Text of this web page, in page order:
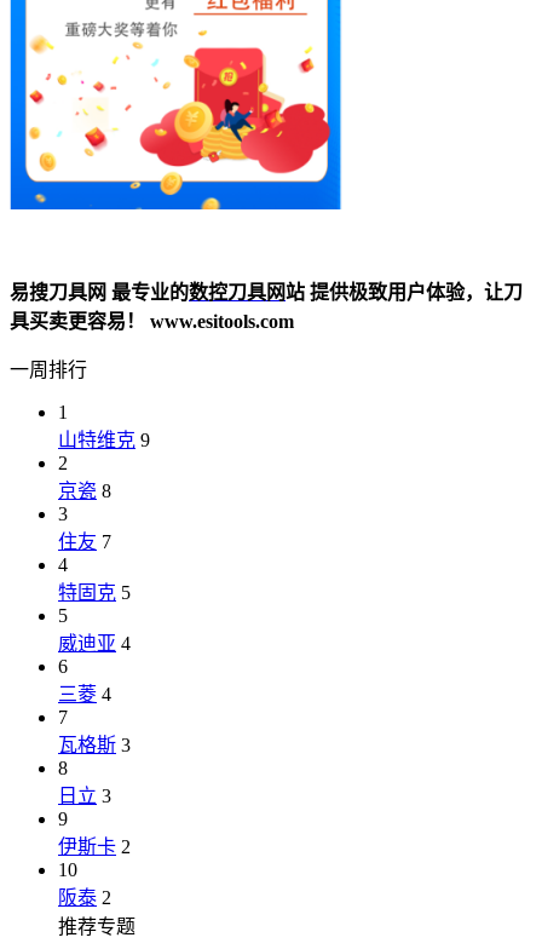
易搜刀具网 最专业的数控刀具网站 提供极致用户体验，让刀
具买卖更容易！ www.esitools.com
一周排行
1
山特维克 9
2
京瓷 8
3
住友 7
4
特固克 5
5
威迪亚 4
6
三菱 4
7
瓦格斯 3
8
日立 3
9
伊斯卡 2
10
阪泰 2
推荐专题